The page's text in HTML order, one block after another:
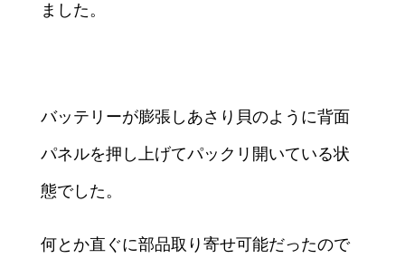
ました。
バッテリーが膨張しあさり貝のように背面
パネルを押し上げてパックリ開いている状
態でした。
何とか直ぐに部品取り寄せ可能だったので